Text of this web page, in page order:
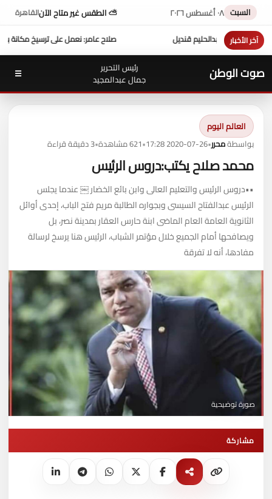
السبت ٠٨ أغسطس ٢٠٢٦ ⛅ الطقس غير متاح الآنالقاهرة
آخر الأخبار
عزاء واجب ..على ترسيخ مكانة بورتو مارينا كوجهة متكاملة لسياحة اليخوت في مصر
صوت الوطن
رئيس التحرير
جمال عبدالمجيد
☰
العالم اليوم
بواسطةمحرر•
2020-07-26 17:28
•621 مشاهدة •3 دقيقة قراءة
محمد صلاح يكتب:دروس الرئيس
••دروس الرئيس والتعليم العالى وابن بائع الخضار ￼ عندما يجلس
الرئيس عبدالفتاح السيسى وبجواره الطالبة مريم فتح الباب، إحدى أوائل
الثانوية العامة العام الماضى ابنة حارس العقار بمدينة نصر، بل
ويصافحها أمام الجميع خلال مؤتمر الشباب، الرئيس هنا يرسخ لرسالة
مفادها، أنه لا تفرقة
صورة توضيحية
مشاركة